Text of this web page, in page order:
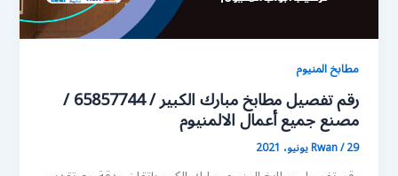
مطابخ المنيوم
رقم تفصيل مطابخ مبارك الكبير / 65857744 /
مصنع جميع أعمال الالمنيوم
Rwan/29 يونيو، 2021